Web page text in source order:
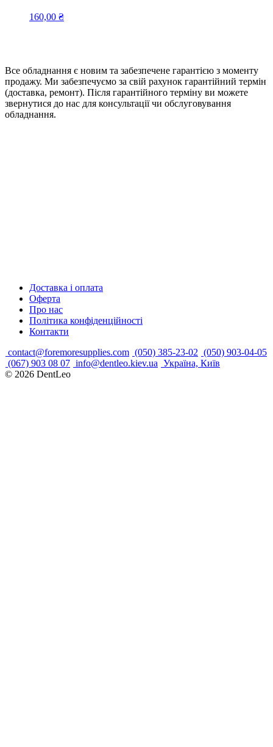
160,00 ₴
Все обладнання є новим та забезпечене гарантією з моменту
продажу. Ми забезпечуємо за свій рахунок гарантійний термін
(доставка, ремонт). Після гарантійного терміну ви можете
звернутися до нас для консультації чи обслуговування
обладнання.
Доставка і оплата
Оферта
Про нас
Політика конфіденційності
Контакти
contact@foremoresupplies.com (050) 385-23-02 (050) 903-04-05
(067) 903 08 07 info@dentleo.kiev.ua Україна, Київ
© 2026 DentLeo